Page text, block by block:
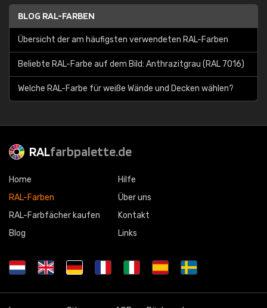
BLOG RAL-FARBEN
Übersicht der am häufigsten verwendeten RAL-Farben
Beliebte RAL-Farbe auf dem Bild: Anthrazitgrau (RAL 7016)
Welche RAL-Farbe für weiße Wände und Decken wählen?
RALfarbpalette.de
Home
RAL-Farben
RAL-Farbfächer kaufen
Blog
Hilfe
Über uns
Kontakt
Links